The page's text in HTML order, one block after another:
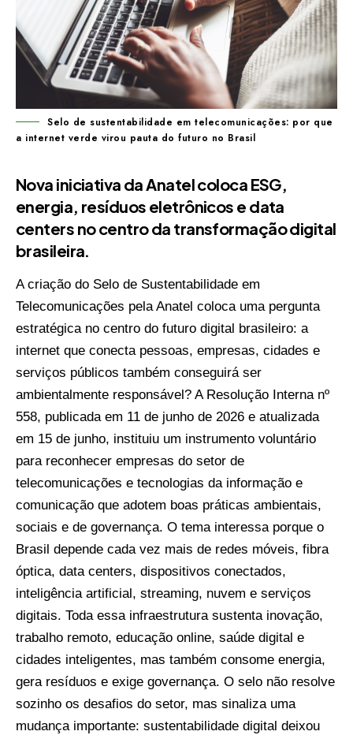
Selo de sustentabilidade em telecomunicações: por que
a internet verde virou pauta do futuro no Brasil
Nova iniciativa da Anatel coloca ESG,
energia, resíduos eletrônicos e data
centers no centro da transformação digital
brasileira.
A criação do Selo de Sustentabilidade em
Telecomunicações pela Anatel coloca uma pergunta
estratégica no centro do futuro digital brasileiro: a
internet que conecta pessoas, empresas, cidades e
serviços públicos também conseguirá ser
ambientalmente responsável? A Resolução Interna nº
558, publicada em 11 de junho de 2026 e atualizada
em 15 de junho, instituiu um instrumento voluntário
para reconhecer empresas do setor de
telecomunicações e tecnologias da informação e
comunicação que adotem boas práticas ambientais,
sociais e de governança. O tema interessa porque o
Brasil depende cada vez mais de redes móveis, fibra
óptica, data centers, dispositivos conectados,
inteligência artificial, streaming, nuvem e serviços
digitais. Toda essa infraestrutura sustenta inovação,
trabalho remoto, educação online, saúde digital e
cidades inteligentes, mas também consome energia,
gera resíduos e exige governança. O selo não resolve
sozinho os desafios do setor, mas sinaliza uma
mudança importante: sustentabilidade digital deixou